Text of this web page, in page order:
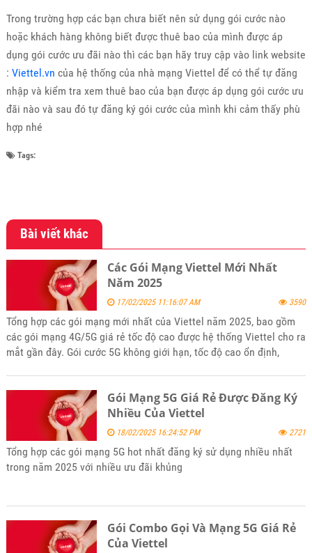
Trong trường hợp các bạn chưa biết nên sử dụng gói cước nào
hoặc khách hàng không biết được thuê bao của mình được áp
dụng gói cước ưu đãi nào thì các bạn hãy truy cập vào link website
: Viettel.vn của hệ thống của nhà mạng Viettel để có thể tự đăng
nhập và kiểm tra xem thuê bao của bạn được áp dụng gói cước ưu
đãi nào và sau đó tự đăng ký gói cước của mình khi cảm thấy phù
hợp nhé
Tags:
Bài viết khác
Các Gói Mạng Viettel Mới Nhất
Năm 2025
17/02/2025 11:16:07 AM 3590
Tổng hợp các gói mạng mới nhất của Viettel năm 2025, bao gồm
các gói mạng 4G/5G giá rẻ tốc độ cao được hệ thống Viettel cho ra
mắt gần đây. Gói cước 5G không giới hạn, tốc độ cao ổn định,
Gói Mạng 5G Giá Rẻ Được Đăng Ký
Nhiều Của Viettel
18/02/2025 16:24:52 PM 2721
Tổng hợp các gói mạng 5G hot nhất đăng ký sử dụng nhiều nhất
trong năm 2025 với nhiều ưu đãi khủng
Gói Combo Gọi Và Mạng 5G Giá Rẻ
Của Viettel